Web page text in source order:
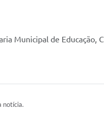
Municipal de
notícia.